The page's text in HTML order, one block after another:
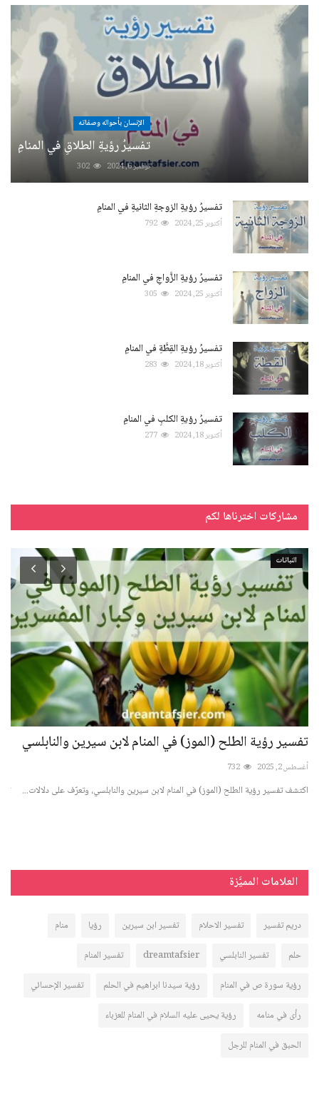
الإنسان بأحواله وصفاته
تفسيرُ رؤيةِ الطلاقِ في المنامِ
نوفمبر 6, 2024 302
تفسيرُ رؤيةِ الزوجةِ الثانيةِ في المنامِ
أكتوبر 25, 2024 792
تفسيرُ رؤيةِ الزَّواجِ في المنامِ
أكتوبر 25, 2024 305
تفسيرُ رؤيةِ القِطَّةِ في المنامِ
أكتوبر 18, 2024 283
تفسيرُ رؤيةِ الكلبِ في المنامِ
أكتوبر 18, 2024 277
مشاركات اخترناها لكم
النباتات
تفسير رؤية الطلح (الموز) في المنام لابن سيرين والنابلسي
أغسطس 2, 2025 732
اكتشف تفسير رؤية الطلح (الموز) في المنام لابن سيرين والنابلسي، وتعرّف على دلالات...
العلامات المميَّزة
دريم تفسير تفسير الاحلام تفسير ابن سيرين رؤيا
منام
حلم
تفسير النابلسي dreamtafsier
تفسير المنام
رؤية سورة ص في المنام
رؤية سيدنا ابراهيم في الحلم
تفسير الإحسائي
رأى في منامه
رؤية يحيى عليه السلام في المنام للعزباء
الحبق في المنام للرجل